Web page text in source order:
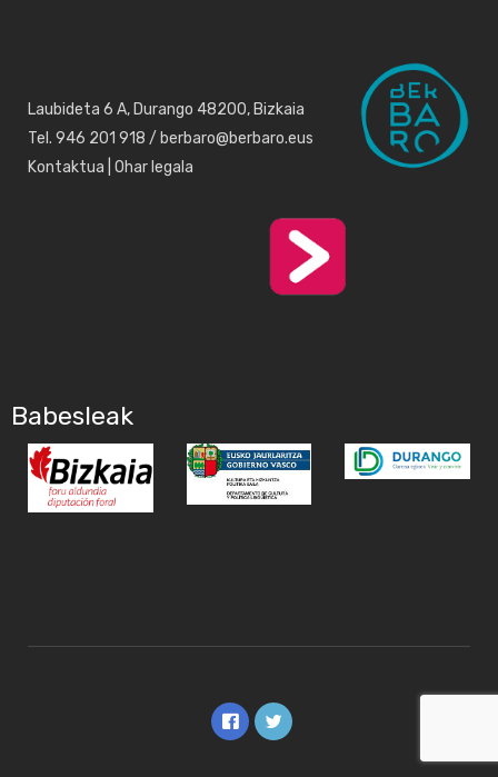
Laubideta 6 A, Durango 48200, Bizkaia
Tel. 946 201 918 / berbaro@berbaro.eus
Kontaktua Ohar legala
Babesleak